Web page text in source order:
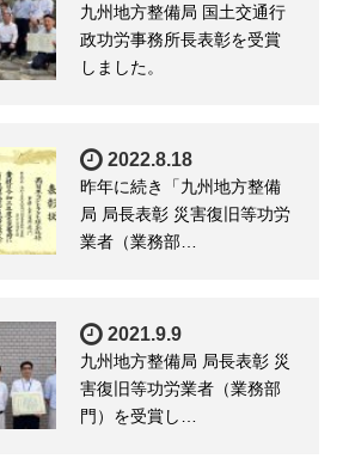
九州地方整備局 国土交通行
政功労事務所長表彰を受賞
しました。
2022.8.18
昨年に続き「九州地方整備
局 局長表彰 災害復旧等功労
業者（業務部…
2021.9.9
九州地方整備局 局長表彰 災
害復旧等功労業者（業務部
門）を受賞し…